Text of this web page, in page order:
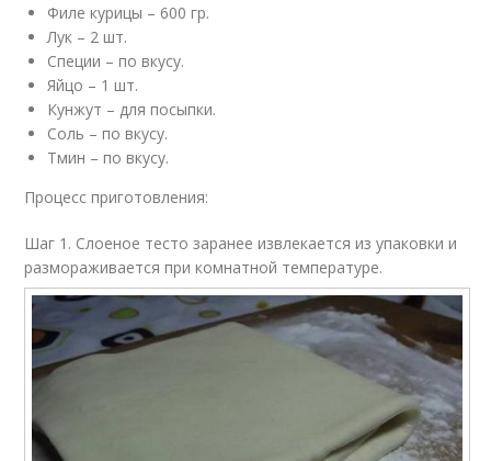
Филе курицы – 600 гр.
Лук – 2 шт.
Специи – по вкусу.
Яйцо – 1 шт.
Кунжут – для посыпки.
Соль – по вкусу.
Тмин – по вкусу.
Процесс приготовления:
Шаг 1. Слоеное тесто заранее извлекается из упаковки и
размораживается при комнатной температуре.